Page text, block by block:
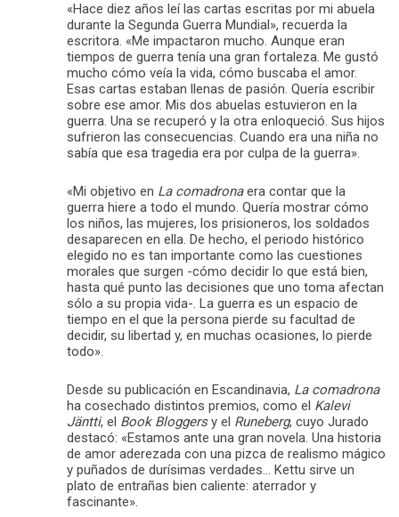
«Hace diez años leí las cartas escritas por mi abuela
durante la Segunda Guerra Mundial», recuerda la
escritora. «Me impactaron mucho. Aunque eran
tiempos de guerra tenía una gran fortaleza. Me gustó
mucho cómo veía la vida, cómo buscaba el amor.
Esas cartas estaban llenas de pasión. Quería escribir
sobre ese amor. Mis dos abuelas estuvieron en la
guerra. Una se recuperó y la otra enloqueció. Sus hijos
sufrieron las consecuencias. Cuando era una niña no
sabía que esa tragedia era por culpa de la guerra».
«Mi objetivo en La comadronaera contar que la
guerra hiere a todo el mundo. Quería mostrar cómo
los niños, las mujeres, los prisioneros, los soldados
desaparecen en ella. De hecho, el periodo histórico
elegido no es tan importante como las cuestiones
morales que surgen -cómo decidir lo que está bien,
hasta qué punto las decisiones que uno toma afectan
sólo a su propia vida-. La guerra es un espacio de
tiempo en el que la persona pierde su facultad de
decidir, su libertad y, en muchas ocasiones, lo pierde
todo».
Desde su publicación en Escandinavia, La comadrona
ha cosechado distintos premios, como el Kalevi
Jäntti, el Book Bloggersy el Runeberg, cuyo Jurado
destacó: «Estamos ante una gran novela. Una historia
de amor aderezada con una pizca de realismo mágico
y puñados de durísimas verdades… Kettu sirve un
plato de entrañas bien caliente: aterrador y
fascinante».